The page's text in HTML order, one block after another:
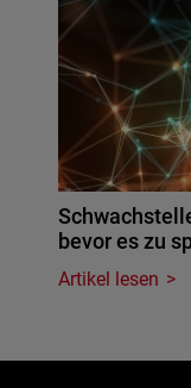
bevor es zu
Artikel lesen